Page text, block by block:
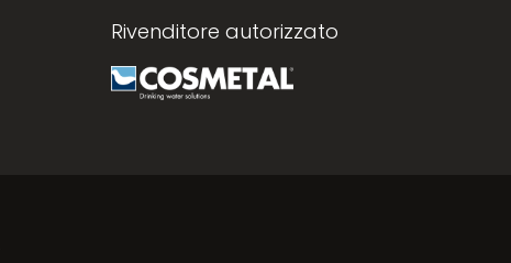
Rivenditore autorizzato